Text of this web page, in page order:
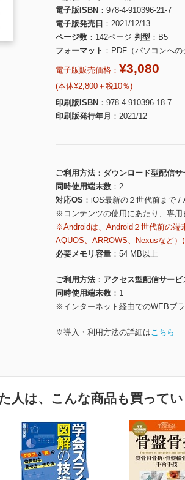
電子版ISBN
978-4-910396-21-7
電子版発売日
2021/12/13
ページ数
142ページ 判型
B5
フォーマット
PDF（パソコンへの
電子版販売価格： ¥3,080
(本体¥2,800＋税10％)
印刷版ISBN
978-4-910396-18-7
印刷版発行年月
2021/12
ご利用方法
ダウンロード型配信サ
同時使用端末数
2
対応OS
iOS最新の２世代前まで /
※コンテンツの使用にあたり、専
※Androidは、Android２世代前の端
AQUOS、ARROWS、Nexusなど
必要メモリ容量
54 MB以上
ご利用方法
アクセス型配信サービ
同時使用端末数
1
※インターネット経由でのWEBブ
※導入・利用方法の詳細はこちら
人は、こんな商品も買ってい